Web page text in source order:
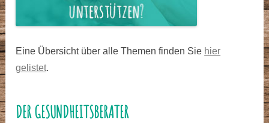
Eine Übersicht über alle Themen finden Sie hier
gelistet.
DER GESUNDHEITSBERATER